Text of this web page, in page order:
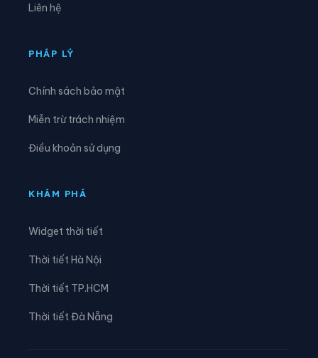
Xã Ba Vì
Liên hệ
PHÁP LÝ
Chính sách bảo mật
Miễn trừ trách nhiệm
Điều khoản sử dụng
KHÁM PHÁ
Widget thời tiết
Thời tiết Hà Nội
Thời tiết TP.HCM
Thời tiết Đà Nẵng